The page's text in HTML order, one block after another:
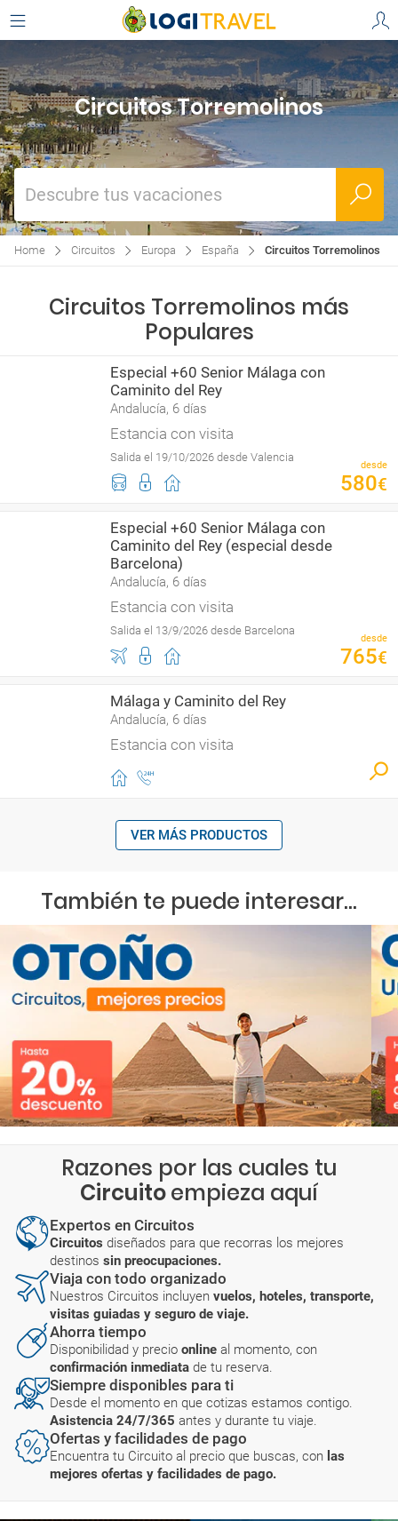
Circuitos Torremolinos
Descubre tus vacaciones
Home Circuitos Europa España Circuitos Torremolinos
Circuitos Torremolinos más
Populares
Especial +60 Senior Málaga con
Caminito del Rey
Andalucía, 6 días
Estancia con visita
Salida el 19/10/2026 desde Valencia
desde
580€
Especial +60 Senior Málaga con
Caminito del Rey (especial desde
Barcelona)
Andalucía, 6 días
Estancia con visita
Salida el 13/9/2026 desde Barcelona
desde
765€
Málaga y Caminito del Rey
Andalucía, 6 días
Estancia con visita
VER MÁS PRODUCTOS
También te puede interesar...
Razones por las cuales tu
Circuitoempieza aquí
Expertos en Circuitos
Circuitos diseñados para que recorras los mejores
destinos sin preocupaciones.
Viaja con todo organizado
Nuestros Circuitos incluyen vuelos, hoteles, transporte,
visitas guiadas y seguro de viaje.
Ahorra tiempo
Disponibilidad y precio online al momento, con
confirmación inmediata de tu reserva.
Siempre disponibles para ti
Desde el momento en que cotizas estamos contigo.
Asistencia 24/7/365 antes y durante tu viaje.
Ofertas y facilidades de pago
Encuentra tu Circuito al precio que buscas, con las
mejores ofertas y facilidades de pago.